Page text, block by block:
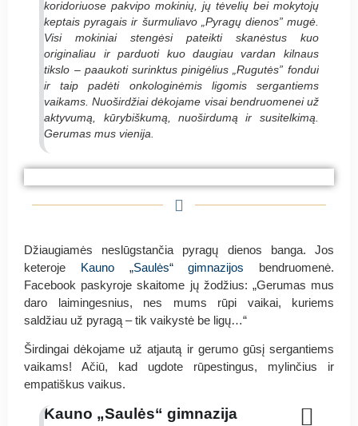
koridoriuose pakvipo mokinių, jų tėvelių bei mokytojų
keptais pyragais ir šurmuliavo „Pyragų dienos” mugė.
Visi mokiniai stengėsi pateikti skanėstus kuo
originaliau ir parduoti kuo daugiau vardan kilnaus
tikslo – paaukoti surinktus pinigėlius „Rugutės” fondui
ir taip padėti onkologinėmis ligomis sergantiems
vaikams. Nuoširdžiai dėkojame visai bendruomenei už
aktyvumą, kūrybiškumą, nuoširdumą ir susitelkimą.
Gerumas mus vienija.
#PyragasRugutei Kauno Pilėnų progimnazija
#PyragasRugutei Kauno Pilėnų progimnazija
#PyragasRugutei Kauno Pilėnų progimnazija
Džiaugiamės neslūgstančia pyragų dienos banga. Jos
keteroje Kauno „Saulės“ gimnazijos bendruomenė.
Facebook paskyroje skaitome jų žodžius: „Gerumas mus
daro laimingesnius, nes mums rūpi vaikai, kuriems
saldžiau už pyragą – tik vaikystė be ligų…“
Širdingai dėkojame už atjautą ir gerumo gūsį sergantiems
vaikams! Ačiū, kad ugdote rūpestingus, mylinčius ir
empatiškus vaikus.
Kauno „Saulės“ gimnazija